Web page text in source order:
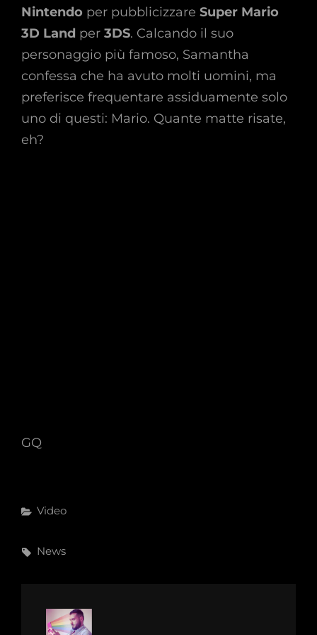
Nintendo per pubblicizzare Super Mario
3D Land per 3DS. Calcando il suo
personaggio più famoso, Samantha
confessa che ha avuto molti uomini, ma
preferisce frequentare assiduamente solo
uno di questi: Mario. Quante matte risate,
eh?
GQ
Categories
Video
Tags,
News